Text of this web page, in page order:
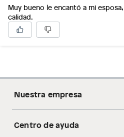
Muy bueno le encantó a mi
calidad.
Nuestra empresa
Acerca de nosotros
Centro de ayuda